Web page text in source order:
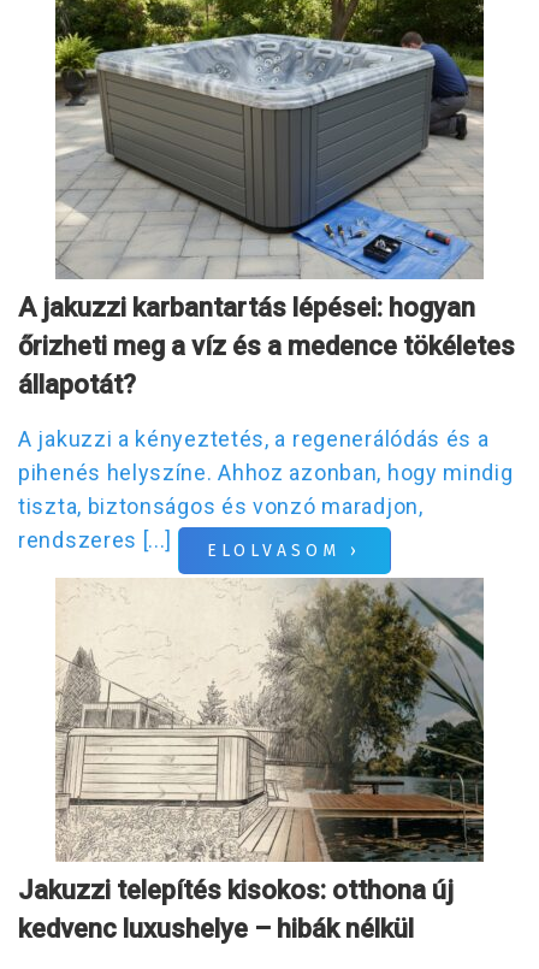
A jakuzzi karbantartás lépései: hogyan
őrizheti meg a víz és a medence tökéletes
állapotát?
A jakuzzi a kényeztetés, a regenerálódás és a
pihenés helyszíne. Ahhoz azonban, hogy mindig
tiszta, biztonságos és vonzó maradjon,
rendszeres [...]
ELOLVASOM ›
Jakuzzi telepítés kisokos: otthona új
kedvenc luxushelye – hibák nélkül